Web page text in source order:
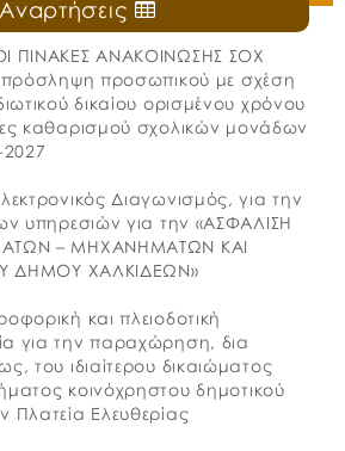
Αναρτήσεις
ΠΙΝΑΚΕΣ ΑΝΑΚΟΙΝΩΣΗΣ ΣΟΧ
προσωπικού με σχέση
δικαίου ορισμένου χρόνου
καθαρισμού σχολικών μονάδων
Διαγωνισμός, για την
υπηρεσιών για την «ΑΣΦΑΛΙΣΗ
– ΜΗΧΑΝΗΜΑΤΩΝ ΚΑΙ
ΔΗΜΟΥ ΧΑΛΚΙΔΕΩΝ»
και πλειοδοτική
για την παραχώρηση, δια
του ιδιαίτερου δικαιώματος
κοινόχρηστου δημοτικού
Πλατεία Ελευθερίας